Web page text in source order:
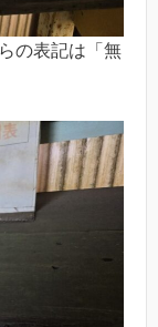
の表記は「無